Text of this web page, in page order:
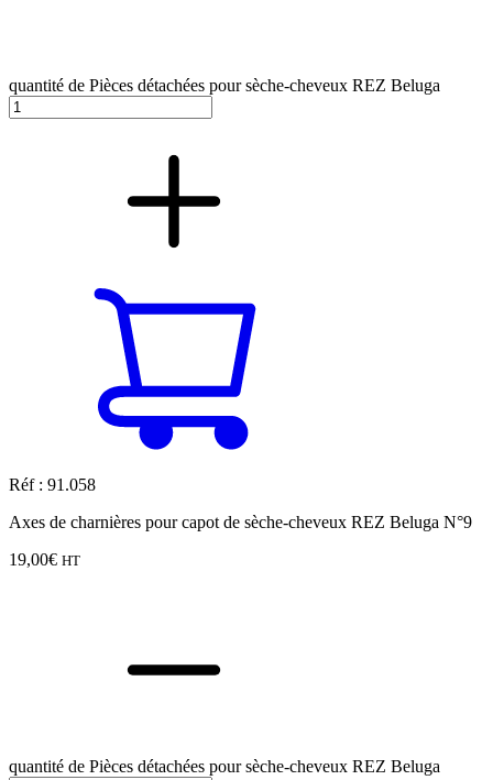
quantité de Pièces détachées pour sèche-cheveux REZ Beluga
Réf : 91.058
Axes de charnières pour capot de sèche-cheveux REZ Beluga N°9
19,00€ HT
quantité de Pièces détachées pour sèche-cheveux REZ Beluga